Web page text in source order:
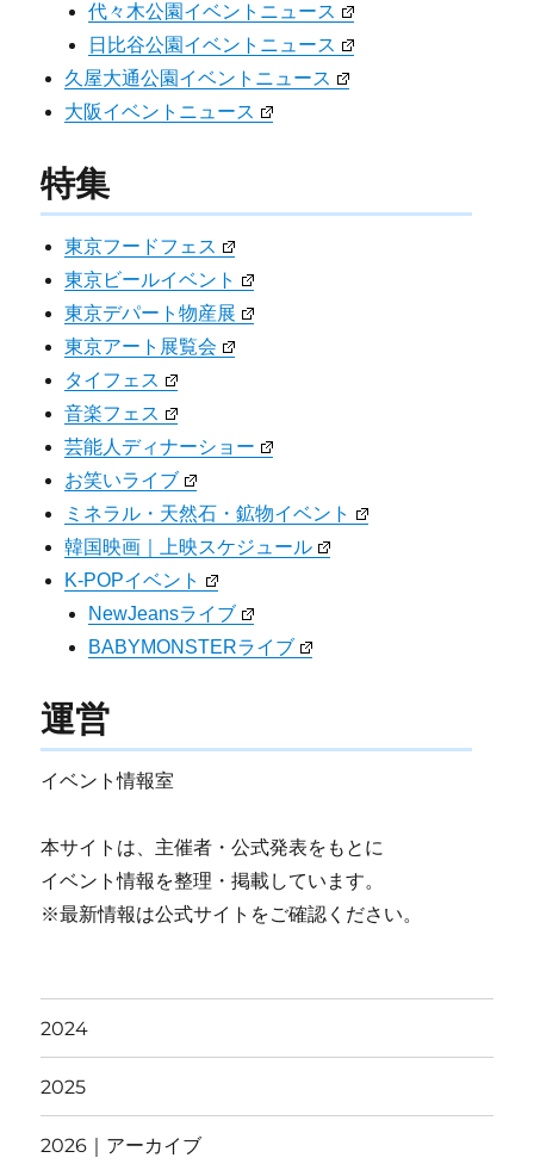
代々木公園イベントニュース
日比谷公園イベントニュース
久屋大通公園イベントニュース
大阪イベントニュース
特集
東京フードフェス
東京ビールイベント
東京デパート物産展
東京アート展覧会
タイフェス
音楽フェス
芸能人ディナーショー
お笑いライブ
ミネラル・天然石・鉱物イベント
韓国映画｜上映スケジュール
K-POPイベント
NewJeansライブ
BABYMONSTERライブ
運営
イベント情報室
本サイトは、主催者・公式発表をもとに
イベント情報を整理・掲載しています。
※最新情報は公式サイトをご確認ください。
2024
2025
2026｜アーカイブ